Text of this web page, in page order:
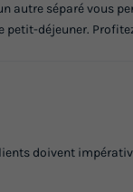
autre séparé vous
déjeuner.
doivent